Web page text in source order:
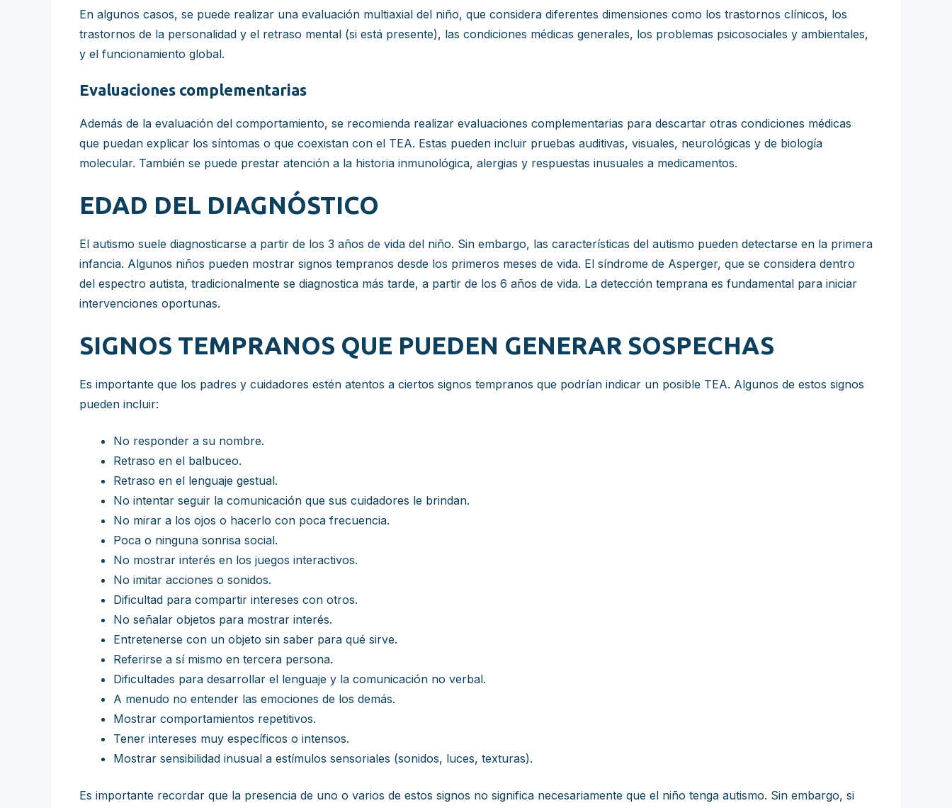
En algunos casos, se puede realizar una evaluación multiaxial del niño, que considera diferentes dimensiones como los trastornos clínicos, los
trastornos de la personalidad y el retraso mental (si está presente), las condiciones médicas generales, los problemas psicosociales y ambientales,
y el funcionamiento global.
Evaluaciones complementarias
Además de la evaluación del comportamiento, se recomienda realizar evaluaciones complementarias para descartar otras condiciones médicas
que puedan explicar los síntomas o que coexistan con el TEA. Estas pueden incluir pruebas auditivas, visuales, neurológicas y de biología
molecular. También se puede prestar atención a la historia inmunológica, alergias y respuestas inusuales a medicamentos.
EDAD DEL DIAGNÓSTICO
El autismo suele diagnosticarse a partir de los 3 años de vida del niño. Sin embargo, las características del autismo pueden detectarse en la primera
infancia. Algunos niños pueden mostrar signos tempranos desde los primeros meses de vida. El síndrome de Asperger, que se considera dentro
del espectro autista, tradicionalmente se diagnostica más tarde, a partir de los 6 años de vida. La detección temprana es fundamental para iniciar
intervenciones oportunas.
SIGNOS TEMPRANOS QUE PUEDEN GENERAR SOSPECHAS
Es importante que los padres y cuidadores estén atentos a ciertos signos tempranos que podrían indicar un posible TEA. Algunos de estos signos
pueden incluir:
No responder a su nombre.
Retraso en el balbuceo.
Retraso en el lenguaje gestual.
No intentar seguir la comunicación que sus cuidadores le brindan.
No mirar a los ojos o hacerlo con poca frecuencia.
Poca o ninguna sonrisa social.
No mostrar interés en los juegos interactivos.
No imitar acciones o sonidos.
Dificultad para compartir intereses con otros.
No señalar objetos para mostrar interés.
Entretenerse con un objeto sin saber para qué sirve.
Referirse a sí mismo en tercera persona.
Dificultades para desarrollar el lenguaje y la comunicación no verbal.
A menudo no entender las emociones de los demás.
Mostrar comportamientos repetitivos.
Tener intereses muy específicos o intensos.
Mostrar sensibilidad inusual a estímulos sensoriales (sonidos, luces, texturas).
Es importante recordar que la presencia de uno o varios de estos signos no significa necesariamente que el niño tenga autismo. Sin embargo, si